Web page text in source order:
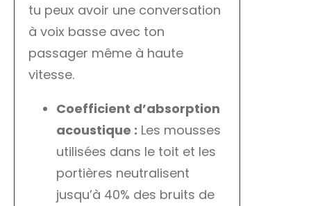
tu peux avoir une conversation
à voix basse avec ton
passager même à haute
vitesse.
Coefficient d’absorption
acoustique : Les mousses
utilisées dans le toit et les
portières neutralisent
jusqu’à 40% des bruits de